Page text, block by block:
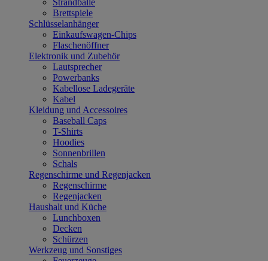
Strandbälle
Brettspiele
Schlüsselanhänger
Einkaufswagen-Chips
Flaschenöffner
Elektronik und Zubehör
Lautsprecher
Powerbanks
Kabellose Ladegeräte
Kabel
Kleidung und Accessoires
Baseball Caps
T-Shirts
Hoodies
Sonnenbrillen
Schals
Regenschirme und Regenjacken
Regenschirme
Regenjacken
Haushalt und Küche
Lunchboxen
Decken
Schürzen
Werkzeug und Sonstiges